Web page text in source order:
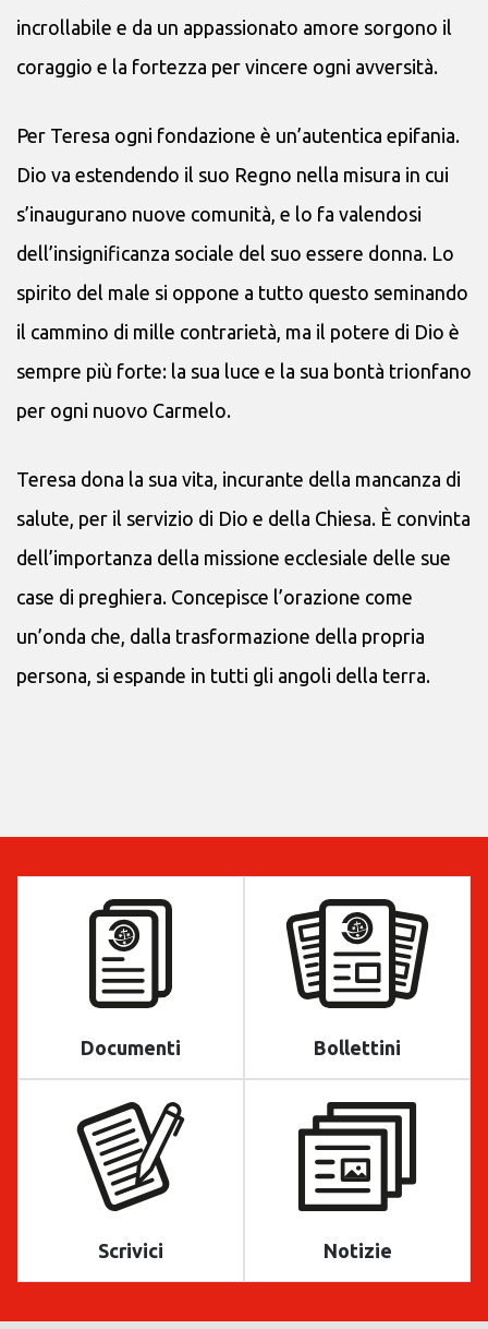
incrollabile e da un appassionato amore sorgono il
coraggio e la fortezza per vincere ogni avversità.
Per Teresa ogni fondazione è un’autentica epifania.
Dio va estendendo il suo Regno nella misura in cui
s’inaugurano nuove comunità, e lo fa valendosi
dell’insignificanza sociale del suo essere donna. Lo
spirito del male si oppone a tutto questo seminando
il cammino di mille contrarietà, ma il potere di Dio è
sempre più forte: la sua luce e la sua bontà trionfano
per ogni nuovo Carmelo.
Teresa dona la sua vita, incurante della mancanza di
salute, per il servizio di Dio e della Chiesa. È convinta
dell’importanza della missione ecclesiale delle sue
case di preghiera. Concepisce l’orazione come
un’onda che, dalla trasformazione della propria
persona, si espande in tutti gli angoli della terra.
Documenti Bollettini
Scrivici Notizie